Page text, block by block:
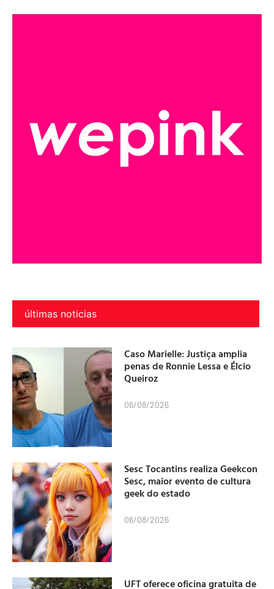
últimas noticias
Caso Marielle: Justiça amplia
penas de Ronnie Lessa e Élcio
Queiroz
06/08/2026
Sesc Tocantins realiza Geekcon
Sesc, maior evento de cultura
geek do estado
06/08/2026
UFT oferece oficina gratuita de